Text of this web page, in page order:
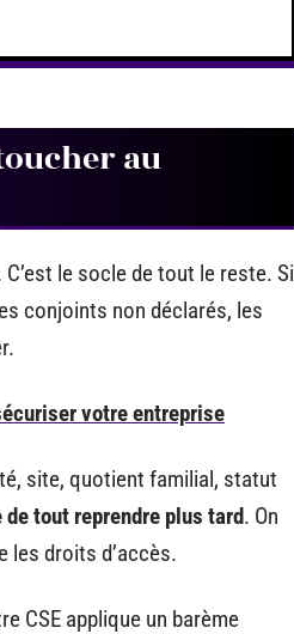
au
le socle de tout le reste. Si
conjoints non déclarés, les
votre entreprise
site, quotient familial, statut
tout reprendre plus tard. On
les droits d’accès.
CSE applique un barème